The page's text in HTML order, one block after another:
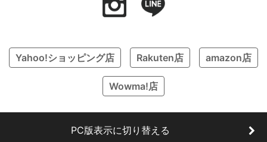
Yahoo!ショッピング店 Rakuten店 amazon店
Wowma!店
PC版表示に切り替える